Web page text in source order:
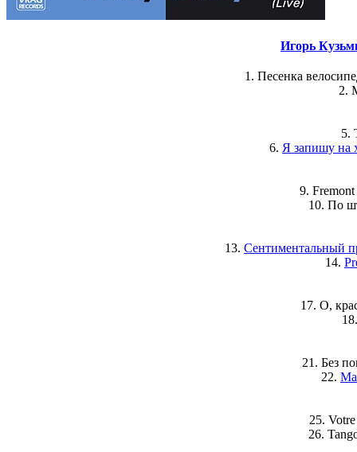
Игорь
1. Песенка
2.
5.
6. Я запишу на
9. Fremont
10. По
13. Сентиментальный
14.
17. О,
21. Без
22.
25.
26.